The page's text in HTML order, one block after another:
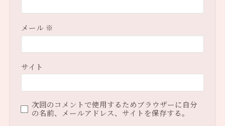
メール ※
サイト
次回のコメントで使用するためブラウザーに自分
の名前、メールアドレス、サイトを保存する。